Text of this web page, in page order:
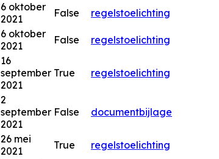
6 oktober
2021
False regelstoelichting
6 oktober
2021
False regelstoelichting
16
september
2021
True regelstoelichting
2
september
2021
False documentbijlage
26 mei
2021
True regelstoelichting